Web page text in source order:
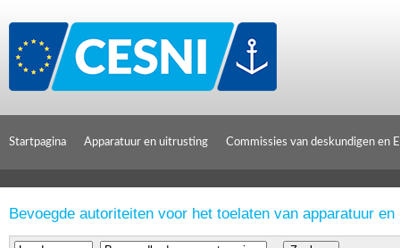
Startpagina Apparatuur en uitrusting Commissies van deskundigen en
Bevoegde autoriteiten voor het toelaten van apparatuur